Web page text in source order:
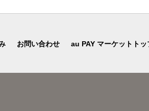
お問い合わせ au PAY マーケットトッ